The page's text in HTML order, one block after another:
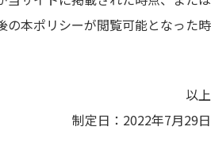
の本ポリシーが閲覧可能となった時
以上
制定日：2022年7月29日